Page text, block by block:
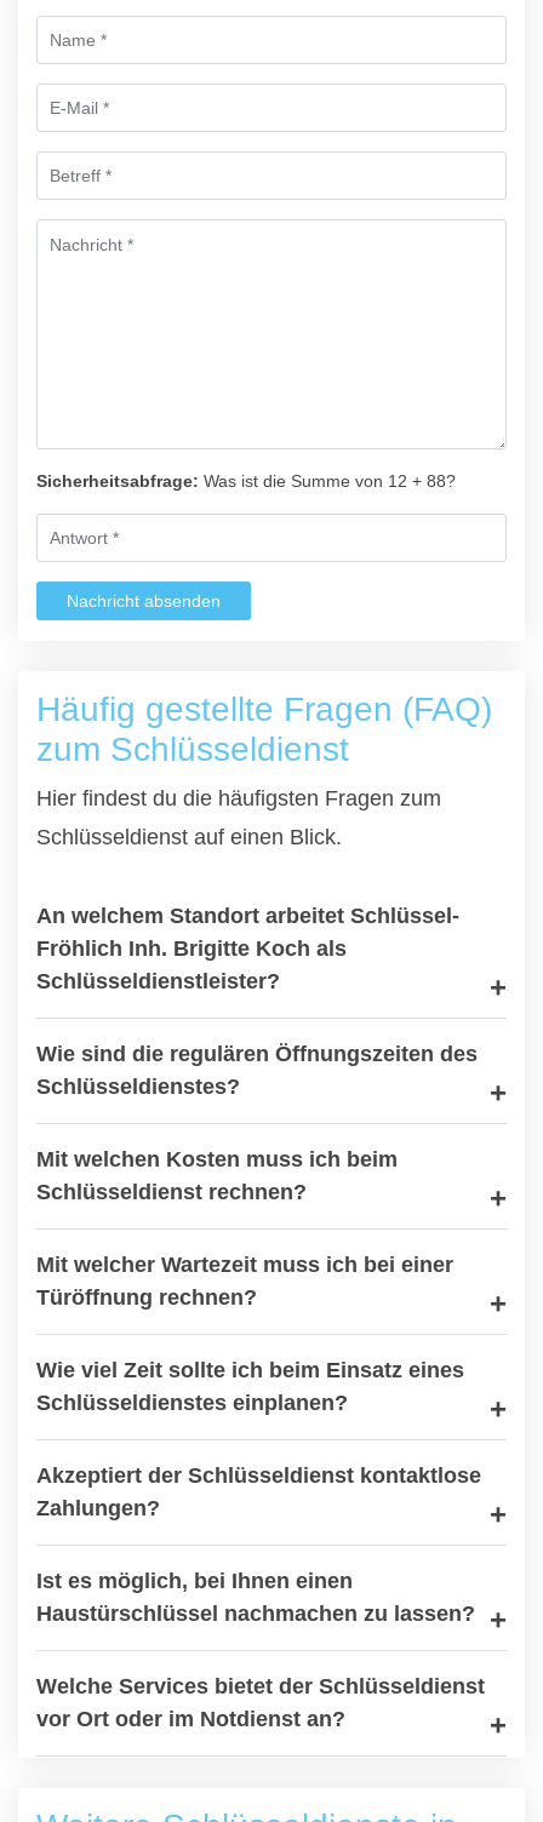
Sicherheitsabfrage: Was ist die Summe von 12 + 88?
Nachricht absenden
Häufig gestellte Fragen (FAQ)
zum Schlüsseldienst
Hier findest du die häufigsten Fragen zum
Schlüsseldienst auf einen Blick.
An welchem Standort arbeitet Schlüssel-
Fröhlich Inh. Brigitte Koch als
Schlüsseldienstleister?
Wie sind die regulären Öffnungszeiten des
Schlüsseldienstes?
Mit welchen Kosten muss ich beim
Schlüsseldienst rechnen?
Mit welcher Wartezeit muss ich bei einer
Türöffnung rechnen?
Wie viel Zeit sollte ich beim Einsatz eines
Schlüsseldienstes einplanen?
Akzeptiert der Schlüsseldienst kontaktlose
Zahlungen?
Ist es möglich, bei Ihnen einen
Haustürschlüssel nachmachen zu lassen?
Welche Services bietet der Schlüsseldienst
vor Ort oder im Notdienst an?